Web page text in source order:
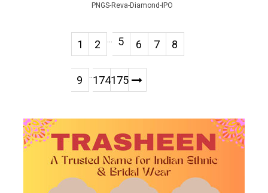
PNGS-Reva-Diamond-IPO
1 2 ... 5 6 7 8
9 ..174175